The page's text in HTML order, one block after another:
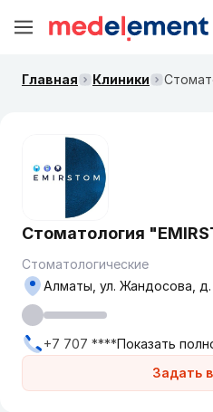
Главная Клиники
Стоматология
Стоматологические
Задать
Алматы, ул. Жандосова, д.
+7 707 ****Показать